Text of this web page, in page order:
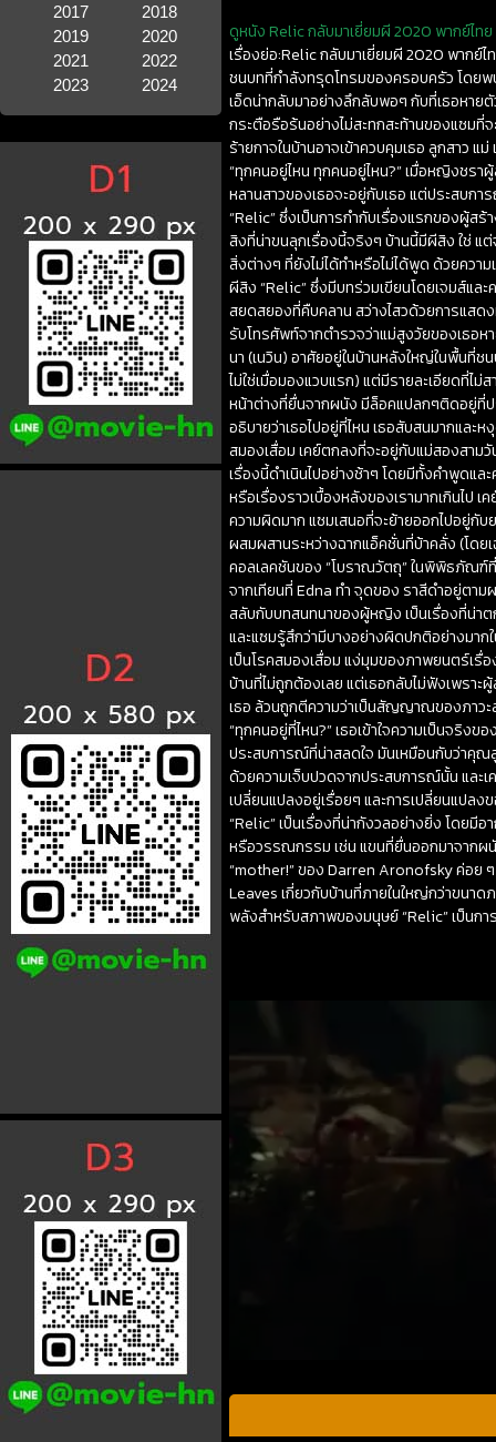
2017
2018
2019
2020
2021
2022
2023
2024
ดูหนัง Relic กลับมาเยี่ยมผี 2020 พากย์ไทย
เรื่องย่อ:Relic กลับมาเยี่ยมผี 2020 พากย์ไ
ชนบทที่กำลังทรุดโทรมของครอบครัว โดยพ
เอ็ดน่ากลับมาอย่างลึกลับพอๆ กับที่เธอหายตั
กระตือรือร้นอย่างไม่สะทกสะท้านของแซม
ร้ายกาจในบ้านอาจเข้าควบคุมเธอ ลูกสาว
“ทุกคนอยู่ไหน ทุกคนอยู่ไหน?” เมื่อหญิงชรา
หลานสาวของเธอจะอยู่กับเธอ แต่ประสบกา
“Relic” ซึ่งเป็นการกำกับเรื่องแรกของผู้ส
สิงที่น่าขนลุกเรื่องนี้จริงๆ บ้านนี้มีผีสิง ใช่ แ
สิ่งต่างๆ ที่ยังไม่ได้ทำหรือไม่ได้พูด ด้วยควา
ผีสิง “Relic” ซึ่งมีบทร่วมเขียนโดยเจมส์แล
สยดสยองที่คืบคลาน สว่างไสวด้วยการแสดง
รับโทรศัพท์จากตำรวจว่าแม่สูงวัยของเธอห
นา (เนวิน) อาศัยอยู่ในบ้านหลังใหญ่ในพื้นที่ช
ไม่ใช่เมื่อมองแวบแรก) แต่มีรายละเอียดที่ไ
หน้าต่างที่ยื่นจากผนัง มีล็อคแปลกๆติดอยู่ที่ป
อธิบายว่าเธอไปอยู่ที่ไหน เธอสับสนมากและ
สมองเสื่อม เคย์ตกลงที่จะอยู่กับแม่สองสามวั
เรื่องนี้ดำเนินไปอย่างช้าๆ โดยมีทั้งคำพูดแ
หรือเรื่องราวเบื้องหลังของเรามากเกินไป
ความผิดมาก แซมเสนอที่จะย้ายออกไปอยู่กั
ผสมผสานระหว่างฉากแอ็คชั่นที่บ้าคลั่ง (โดย
คอลเลคชันของ “โบราณวัตถุ” ในพิพิธภัณฑ์
จากเทียนที่ Edna ทำ จุดของ ราสีดำอยู่ตาม
สลับกับบทสนทนาของผู้หญิง เป็นเรื่องที่น่าต
และแซมรู้สึกว่ามีบางอย่างผิดปกติอย่างมาก
เป็นโรคสมองเสื่อม แง่มุมของภาพยนตร์เรื่
บ้านที่ไม่ถูกต้องเลย แต่เธอกลับไม่ฟังเพราะ
เธอ ล้วนถูกตีความว่าเป็นสัญญาณของภาวะ
“ทุกคนอยู่ที่ไหน?” เธอเข้าใจความเป็นจริง
ประสบการณ์ที่น่าสลดใจ มันเหมือนกับว่าคุณ
ด้วยความเจ็บปวดจากประสบการณ์นั้น และ
เปลี่ยนแปลงอยู่เรื่อยๆ และการเปลี่ยนแปล
“Relic” เป็นเรื่องที่น่ากังวลอย่างยิ่ง โดยมี
หรือวรรณกรรม เช่น แขนที่ยื่นออกมาจากผ
“mother!” ของ Darren Aronofsky ค่อย
Leaves เกี่ยวกับบ้านที่ภายในใหญ่กว่าขนา
พลังสำหรับสภาพของมนุษย์ “Relic” เป็น